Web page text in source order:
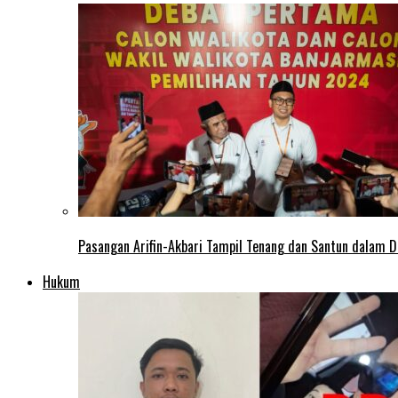
Pasangan Arifin-Akbari Tampil Tenang dan Santun dalam
Hukum